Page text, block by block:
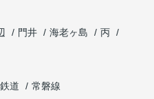
門井 海老ヶ島
丙
道
常磐線